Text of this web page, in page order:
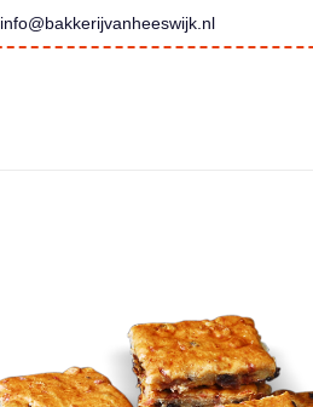
info@bakkerijvanheeswijk.nl